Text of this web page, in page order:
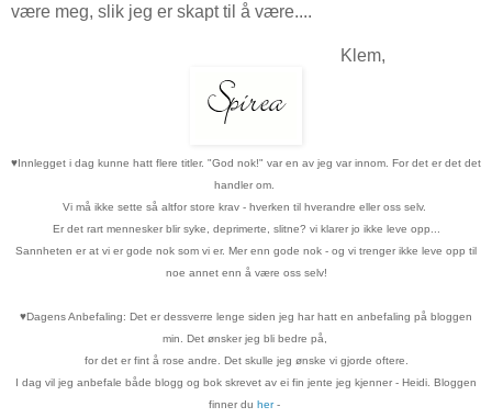
være meg, slik jeg er skapt til å være....
Klem,
♥Innlegget i dag kunne hatt flere titler. "God nok!" var en av jeg var innom. For det er det det
handler om.
Vi må ikke sette så altfor store krav - hverken til hverandre eller oss selv.
Er det rart mennesker blir syke, deprimerte, slitne? vi klarer jo ikke leve opp...
Sannheten er at vi er gode nok som vi er. Mer enn gode nok - og vi trenger ikke leve opp til
noe annet enn å være oss selv!
♥Dagens Anbefaling: Det er dessverre lenge siden jeg har hatt en anbefaling på bloggen
min. Det ønsker jeg bli bedre på,
for det er fint å rose andre. Det skulle jeg ønske vi gjorde oftere.
I dag vil jeg anbefale både blogg og bok skrevet av ei fin jente jeg kjenner - Heidi. Bloggen
finner du her-